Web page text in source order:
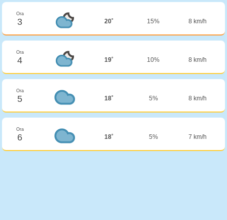
Ora
3 20˚ 15% 8 km/h
Ora
4 19˚ 10% 8 km/h
Ora
5 18˚ 5% 8 km/h
Ora
6 18˚ 5% 7 km/h